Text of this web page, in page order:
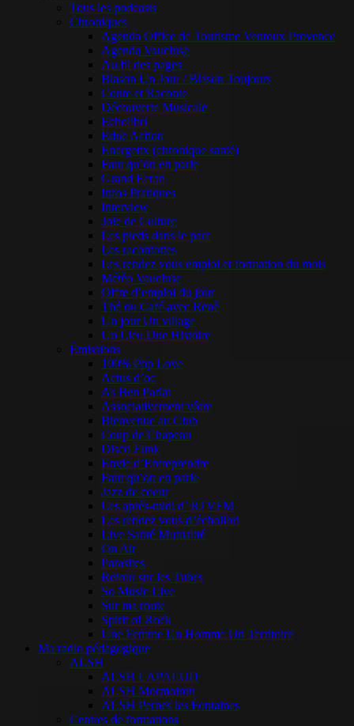
Tous les podcasts
Chroniques
Agenda Office de Tourisme Ventoux Provence
Agenda Vaucluse
Au fil des pages
Blason Un Jour / Blason Toujours
Conte et Raconte
Découverte Musicale
Echolibri
Educ Action
Energetix (chronique santé)
Faut qu’on en parle
Grand Ecran
Infos Pratiques
Interview
Joie de Culture
Les pieds dans le parc
Les racontottes
Les rendez vous emploi et formation du mois
Météo Vaucluse
Offre d’emploi du jour
Thé ou Café avec René
Un jour Un village
Un Lieu Une Histoire
Émissions
100% Pop Love
Actus d’oc
As Ben Parlat
Associativement vôtre
Bienvenue au Club
Coup de Chapeau
Disco Funk
Envie d’Entreprendre
Faut qu’on en parle
Jazz de coeur
Les après-midi d’ RTVFM
Les rendez vous d’écholibri
Live Santé Mutualité
On Air
Parasites
Retour sur les Tubes
So Music Live
Sur ma route
Spirit of Rock
Une Femme Un Homme Un Territoire
Ma radio pédagogique
ALSH
ALSH LAPALUD
ALSH Mormoiron
ALSH Pernes les Fontaines
Centres de formations